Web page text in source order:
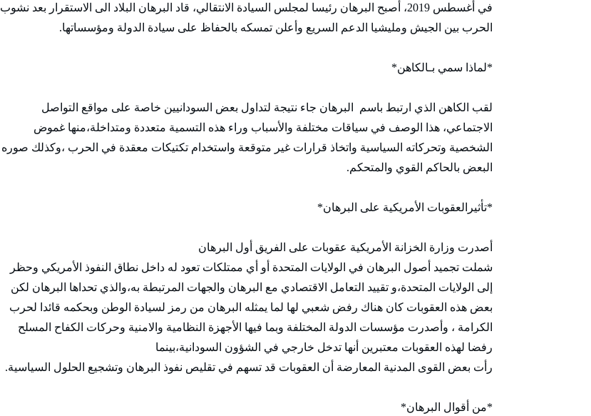
في أغسطس 2019، أصبح البرهان رئيسا لمجلس السيادة الانتقالي، قاد البرهان البلاد الى الاستقرار بعد نشوب
الحرب بين الجيش ومليشيا الدعم السريع وأعلن تمسكه بالحفاظ على سيادة الدولة ومؤسساتها.
*لماذا سمي بـالكاهن*
لقب الكاهن الذي ارتبط باسم البرهان جاء نتيجة لتداول بعض السودانيين خاصة على مواقع التواصل
الاجتماعي، هذا الوصف في سياقات مختلفة والأسباب وراء هذه التسمية متعددة ومتداخلة،منها غموض
الشخصية وتحركاته السياسية واتخاذ قرارات غير متوقعة واستخدام تكتيكات معقدة في الحرب ،وكذلك صوره
البعض بالحاكم القوي والمتحكم.
*تأثيرالعقوبات الأمريكية على البرهان*
أصدرت وزارة الخزانة الأمريكية عقوبات على الفريق أول البرهان
شملت تجميد أصول البرهان في الولايات المتحدة أو أي ممتلكات تعود له داخل نطاق النفوذ الأمريكي وحظر
إلى الولايات المتحدة،و تقييد التعامل الاقتصادي مع البرهان والجهات المرتبطة به،والذي تحداها البرهان لكن
بعض هذه العقوبات كان هناك رفض شعبي لها لما يمثله البرهان من رمز لسيادة الوطن وبحكمه قائدا لحرب
الكرامة ، وأصدرت مؤسسات الدولة المختلفة وبما فيها الأجهزة النظامية والامنية وحركات الكفاح المسلح
رفضا لهذه العقوبات معتبرين أنها تدخل خارجي في الشؤون السودانية،بينما
رأت بعض القوى المدنية المعارضة أن العقوبات قد تسهم في تقليص نفوذ البرهان وتشجيع الحلول السياسية.
*من أقوال البرهان*